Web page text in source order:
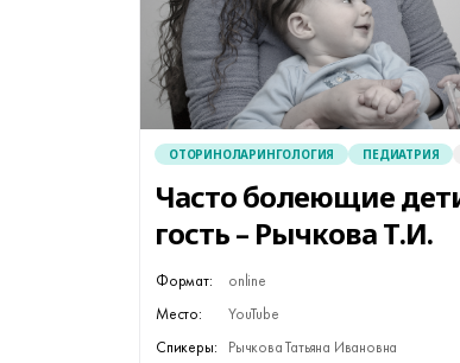
ОТОРИНОЛАРИНГОЛОГИЯ ПЕДИАТРИЯ
Часто болеющие
гость – Рычкова Т.И.
Формат:
online
Место:
YouTube
Спикеры:
Рычкова Татьяна Ивановна